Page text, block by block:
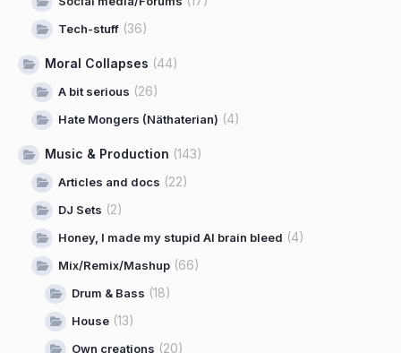
Tech-stuff (36)
Moral Collapses (44)
A bit serious (26)
Hate Mongers (Näthaterian) (4)
Music & Production (143)
Articles and docs (22)
DJ Sets (2)
Honey, I made my stupid AI brain bleed (4)
Mix/Remix/Mashup (66)
Drum & Bass (18)
House (13)
Own creations (20)